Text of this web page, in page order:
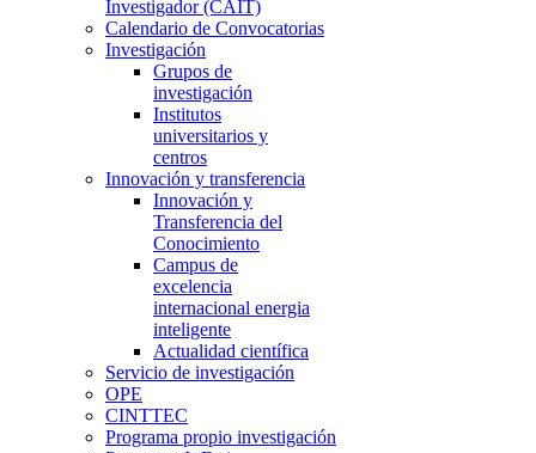
Investigador (CAIT)
Calendario de Convocatorias
Investigación
Grupos de
investigación
Institutos
universitarios y
centros
Innovación y transferencia
Innovación y
Transferencia del
Conocimiento
Campus de
excelencia
internacional energia
inteligente
Actualidad científica
Servicio de investigación
OPE
CINTTEC
Programa propio investigación